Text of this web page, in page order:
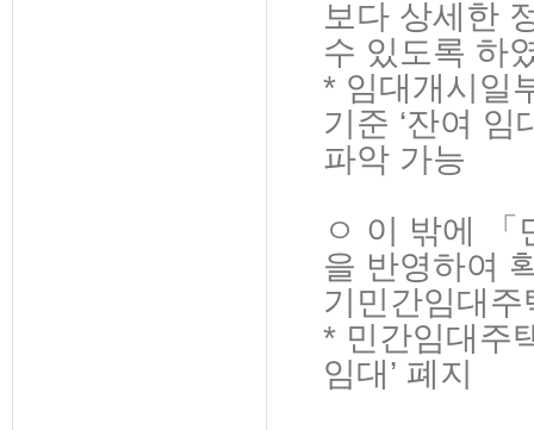
보다 상세한
수 있도록 하
* 임대개시일
기준 ‘잔여
파악 가능
ㅇ 이 밖에
을 반영하여
기민간임대주
* 민간임대주
임대’ 폐지